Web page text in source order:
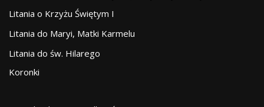
Litania o Krzyżu Świętym I
Litania do Maryi, Matki Karmelu
Litania do św. Hilarego
Koronki